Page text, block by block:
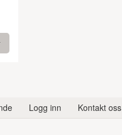
Logg inn Kontakt oss